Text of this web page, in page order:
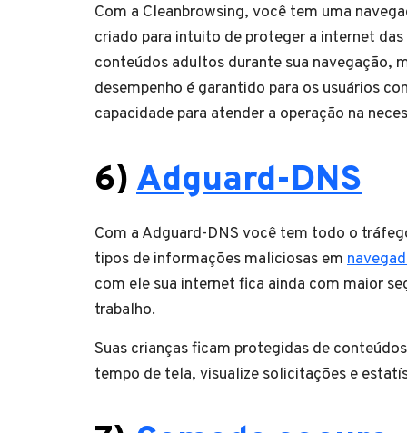
Com a Cleanbrowsing, você tem uma
criado para intuito de proteger a internet
conteúdos adultos durante sua navegação,
desempenho é garantido para os usuários
capacidade para atender a operação na
6) Adguard-DNS
Com a Adguard-DNS você tem todo o
tipos de informações maliciosas em
com ele sua internet fica ainda com maior
trabalho.
Suas crianças ficam protegidas de
tempo de tela, visualize solicitações e